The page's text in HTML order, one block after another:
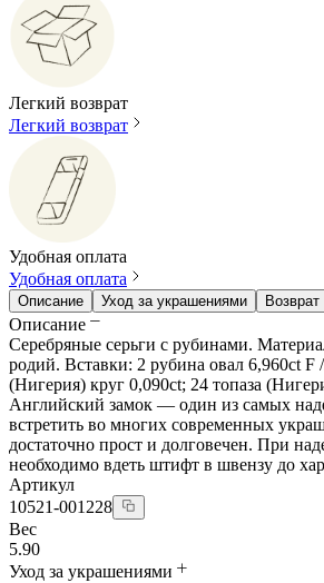
Легкий возврат
Легкий возврат
Удобная оплата
Удобная оплата
Описание Уход за украшениями Возврат
Описание
Серебряные серьги с рубинами.
родий. Вставки: 2 рубина овал 6,960ct F
(Нигерия) круг 0,090ct; 24 топаза
Английский замок — один из самых
встретить во многих современных
достаточно прост и долговечен. При
необходимо вдеть штифт в швензу до
Артикул
10521-001228
Вес
5.90
Уход за украшениями